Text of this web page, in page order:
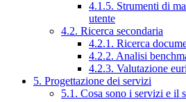
4.1.5. Strumenti di
utente
4.2. Ricerca secondaria
4.2.1. Ricerca
4.2.2. Analisi
4.2.3. Valutazione
5. Progettazione dei servizi
5.1. Cosa sono i servizi e il